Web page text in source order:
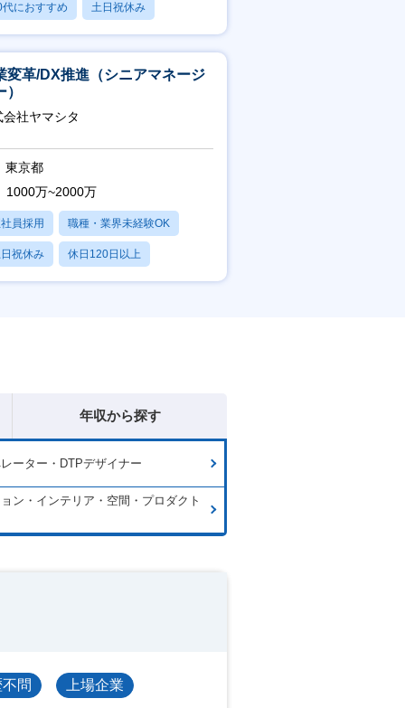
代におすすめ 土日祝休み
120日以上
変革/DX推進（シニアマネージ
会社ヤマシタ
東京都
1000万~2000万
員採用 職種・業界未経験OK
祝休み 休日120日以上
・育休あり
年収から探す
ーター・DTPデザイナー
ン・インテリア・空間・プロダクト
問 上場企業